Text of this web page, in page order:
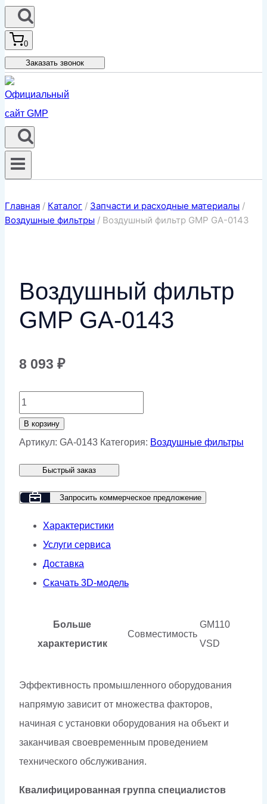
0
Заказать звонок
Главная / Каталог / Запчасти и расходные материалы /
Воздушные фильтры / Воздушный фильтр GMP GA-0143
Воздушный фильтр
GMP GA-0143
8 093 ₽
Количество
товара
Воздушный
GMP
GA-
В корзину
Артикул: GA-0143 Категория: Воздушные фильтры
Быстрый заказ
Запросить коммерческое предложение
Характеристики
Услуги сервиса
Доставка
Скачать 3D-модель
Больше
характеристик
Совместимость
GM110
VSD
Эффективность промышленного оборудования
напрямую зависит от множества факторов,
начиная с установки оборудования на объект и
заканчивая своевременным проведением
технического обслуживания.
Квалифицированная группа специалистов